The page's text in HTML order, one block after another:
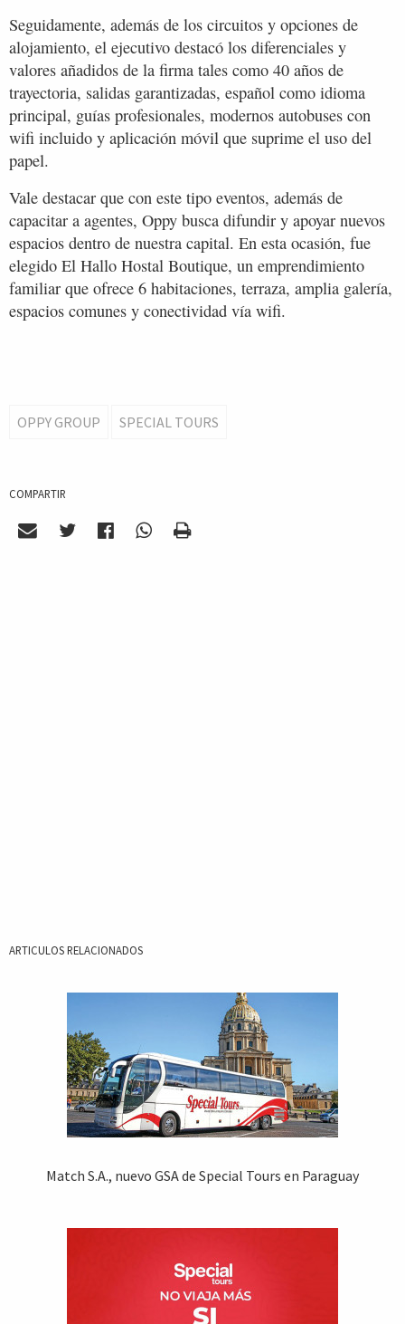
Seguidamente, además de los circuitos y opciones de
alojamiento, el ejecutivo destacó los diferenciales y
valores añadidos de la firma tales como 40 años de
trayectoria, salidas garantizadas, español como idioma
principal, guías profesionales, modernos autobuses con
wifi incluido y aplicación móvil que suprime el uso del
papel.
Vale destacar que con este tipo eventos, además de
capacitar a agentes, Oppy busca difundir y apoyar nuevos
espacios dentro de nuestra capital. En esta ocasión, fue
elegido El Hallo Hostal Boutique, un emprendimiento
familiar que ofrece 6 habitaciones, terraza, amplia galería,
espacios comunes y conectividad vía wifi.
OPPY GROUP SPECIAL TOURS
COMPARTIR
ARTICULOS RELACIONADOS
Match S.A., nuevo GSA de Special Tours en Paraguay